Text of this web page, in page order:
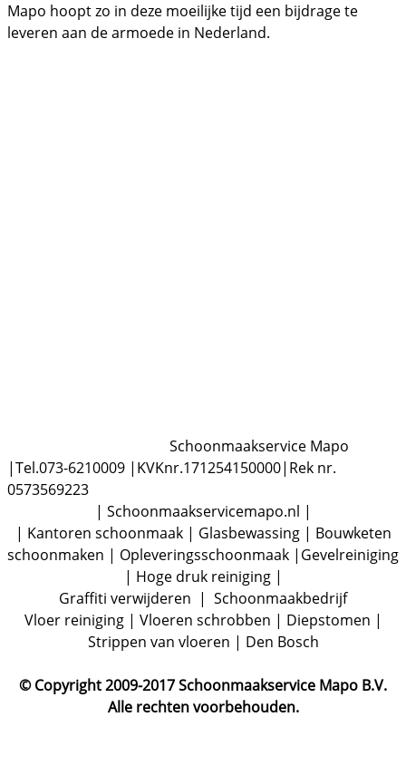
Mapo hoopt zo in deze moeilijke tijd een bijdrage te
leveren aan de armoede in Nederland.
Schoonmaakservice Mapo
|Tel.073-6210009 |KVKnr.171254150000|Rek nr.
0573569223
| Schoonmaakservicemapo.nl |
| Kantoren schoonmaak | Glasbewassing | Bouwketen
schoonmaken | Opleveringsschoonmaak |Gevelreiniging
| Hoge druk reiniging |
Graffiti verwijderen | Schoonmaakbedrijf
Vloer reiniging | Vloeren schrobben | Diepstomen |
Strippen van vloeren | Den Bosch
© Copyright 2009-2017 Schoonmaakservice Mapo B.V.
Alle rechten voorbehouden.